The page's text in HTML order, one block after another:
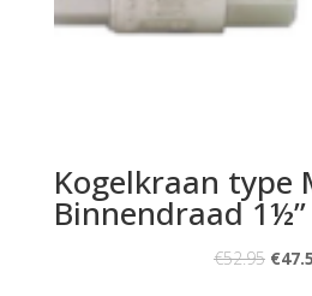
Kogelkraan type
Binnendraad 1½”
€52.95 €